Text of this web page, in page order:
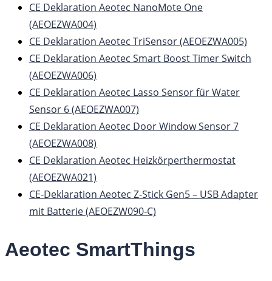
CE Deklaration Aeotec NanoMote One
(AEOEZWA004)
CE Deklaration Aeotec TriSensor (AEOEZWA005)
CE Deklaration Aeotec Smart Boost Timer Switch
(AEOEZWA006)
CE Deklaration Aeotec Lasso Sensor für Water
Sensor 6 (AEOEZWA007)
CE Deklaration Aeotec Door Window Sensor 7
(AEOEZWA008)
CE Deklaration Aeotec Heizkörperthermostat
(AEOEZWA021)
CE-Deklaration Aeotec Z-Stick Gen5 – USB Adapter
mit Batterie (AEOEZW090-C)
Aeotec SmartThings